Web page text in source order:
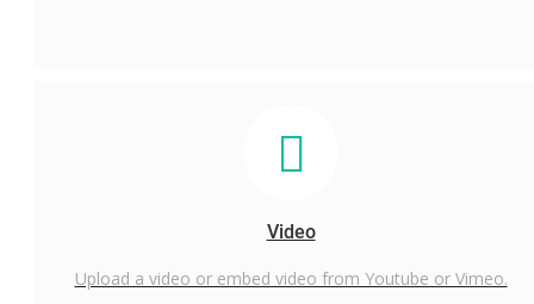
Video
Upload a video or embed video from Youtube or Vimeo.